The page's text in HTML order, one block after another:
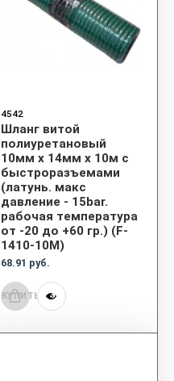
4542
Шланг витой
полиуретановый
10мм х 14мм х 10м с
быстроразъемами
(латунь. макс
давление - 15bar.
рабочая температура
от -20 до +60 гр.) (F-
1410-10M)
68.91 руб.
КУПИТЬ